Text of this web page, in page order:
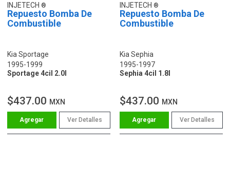
INJETECH
Repuesto Bomba De
Combustible
Kia Sportage
1995-1999
Sportage 4cil 2.0l
$437.00 MXN
Ver Detalles
INJETECH
Repuesto Bomba De
Combustible
Kia Sephia
1995-1997
Sephia 4cil 1.8l
$437.00 MXN
Ver Detalles